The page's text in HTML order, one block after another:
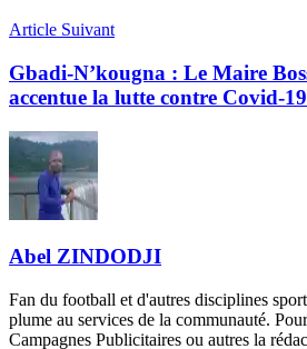
Article Suivant
Gbadi-N’kougna : Le Maire
accentue la lutte contre Covid-19
Abel ZINDODJI
Fan du football et d'autres disciplines
plume au services de la communauté.
Campagnes Publicitaires ou autres la